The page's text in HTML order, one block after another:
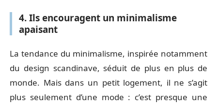
4. Ils encouragent un minimalisme
apaisant
La tendance du minimalisme, inspirée notamment
du design scandinave, séduit de plus en plus de
monde. Mais dans un petit logement, il ne s’agit
plus seulement d’une mode : c’est presque une